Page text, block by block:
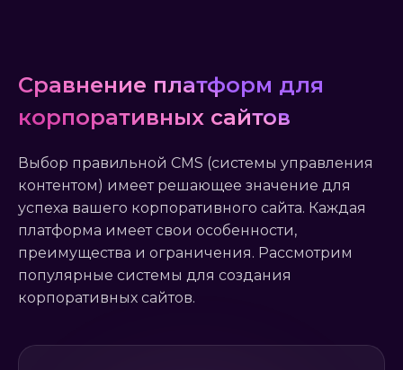
Сравнение платформ для
корпоративных сайтов
Выбор правильной CMS (системы управления
контентом) имеет решающее значение для
успеха вашего корпоративного сайта. Каждая
платформа имеет свои особенности,
преимущества и ограничения. Рассмотрим
популярные системы для создания
корпоративных сайтов.